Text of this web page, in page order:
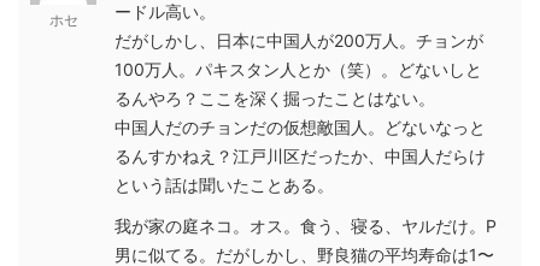
ホセ
ードル高い。
だがしかし、日本に中国人が200万人。チョンが
100万人。パキスタン人とか（笑）。どないしと
るんやろ？ここを深く掘ったことはない。
中国人だのチョンだの仮想敵国人。どないなっと
るんすかねえ？江戸川区だったか、中国人だらけ
という話は聞いたことある。
我が家の庭ネコ。オス。食う、寝る、ヤルだけ。P
男に似てる。だがしかし、野良猫の平均寿命は1〜